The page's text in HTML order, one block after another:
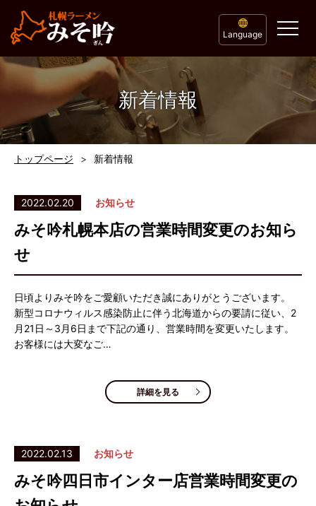
Language
新着情報
トップページ 新着情報
2022.02.20 お知らせ
みそ吟札幌本店の営業時間変更のお知ら
せ
日頃よりみそ吟をご愛顧いただき誠にありがとうございます。
新型コロナウィルス感染防止に伴う北海道からの要請に従い、2
月21日～3月6日まで下記の通り、営業時間を変更いたします。
お客様には大変なご…
詳細を見る
2022.02.13 お知らせ
みそ吟四日市インター店営業時間変更の